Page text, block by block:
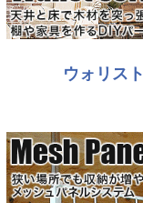
ウォリスト